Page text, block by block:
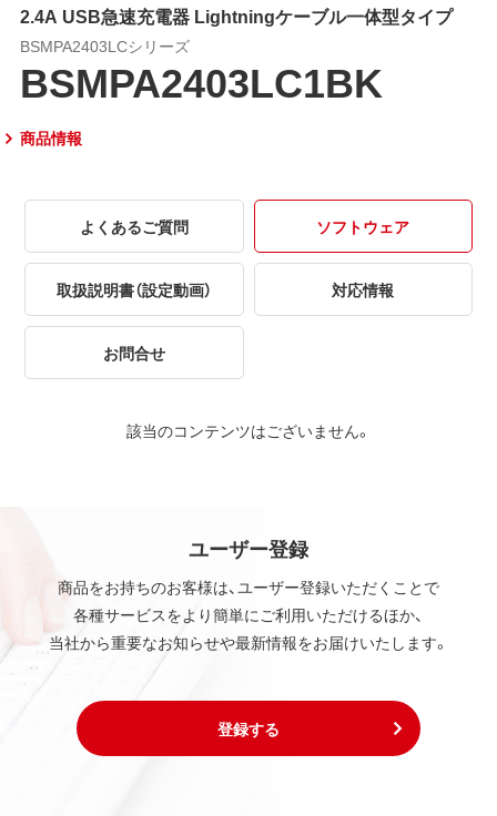
2.4A USB急速充電器 Lightningケーブル一体型タイプ
BSMPA2403LCシリーズ
BSMPA2403LC1BK
商品情報
よくあるご質問 ソフトウェア
取扱説明書（設定動画） 対応情報
お問合せ
該当のコンテンツはございません。
ユーザー登録
商品をお持ちのお客様は、ユーザー登録いただくことで
各種サービスをより簡単にご利用いただけるほか、
当社から重要なお知らせや最新情報をお届けいたします。
登録する